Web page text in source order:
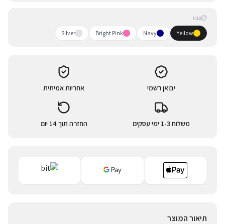
צבע
Yellow
Navy
Bright Pink
Silver
יבואן רשמי אחריות אמיתית
משלוח 1-3 ימי עסקים החזרה תוך 14 יום
תיאור המוצר